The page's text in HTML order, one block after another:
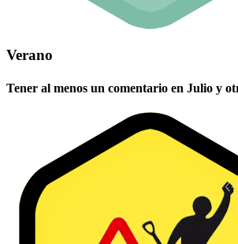
Verano
Tener al menos un comentario en Julio y